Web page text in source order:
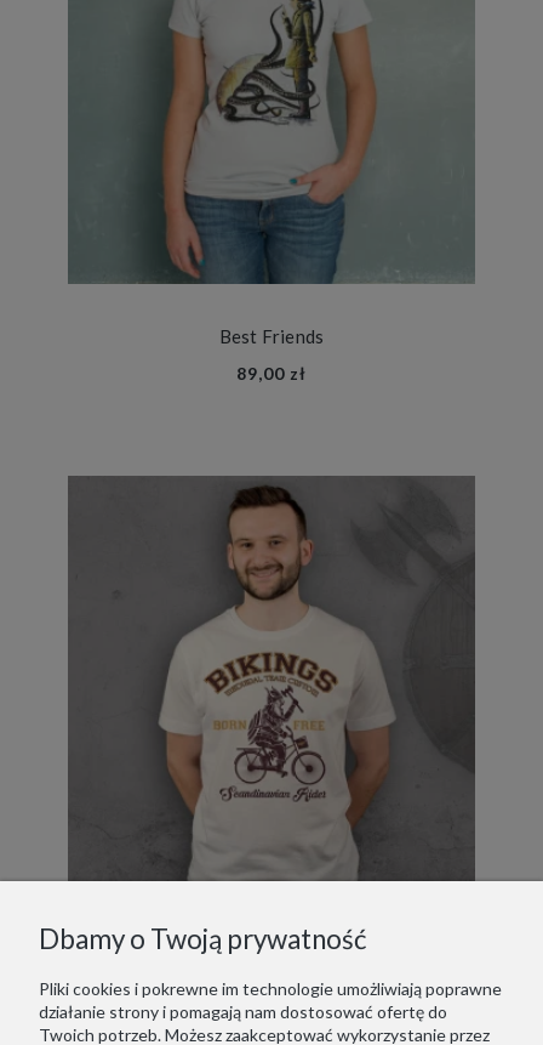
Best Friends
89,00 zł
Bikings
Dbamy o Twoją prywatność
Pliki cookies i pokrewne im technologie umożliwiają poprawne
działanie strony i pomagają nam dostosować ofertę do
Twoich potrzeb. Możesz zaakceptować wykorzystanie przez